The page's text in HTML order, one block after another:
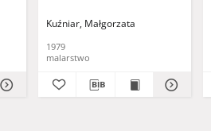
Kuźniar, Małgorzata
1979
malarstwo